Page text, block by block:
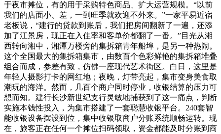
于夜市摊位，有的用于采购特色商品、扩大运营规模。“以前
我们的店面小、差，一到旺季就欢迎不外来。”一家平易近宿
老板说，“建行的贷款到账后，我们把房间翻新了一遍，还添
加了江景房，现正在入住率和客单价都翻了一番。”目光从湘
西转向湘中，湘潭万楼旁的集拆箱青年船埠，是另一种热闹。
这个全国最大的集拆箱集市，由数百个色彩鲜艳的集拆箱堆叠
组合而成，参差有致，仿佛一座现代艺术街区。白日，这里是
年轻人摄影打卡的网红地；夜晚，灯带亮起，集市变身美食取
潮玩的海洋。然而，几百个商户同时停业，收银结算的压力可
想而知。建行长沙新世纪支行灵敏地捕获到了这一痛点，判断
实施本钱性投入，为集市搭建了一套聪慧收银平台。240套智
能收银设备摆设到位，集中收银取商户分账系统顺畅运转。现
在，旅客正在任何一个摊位扫码领取，资金都能及时分账到商